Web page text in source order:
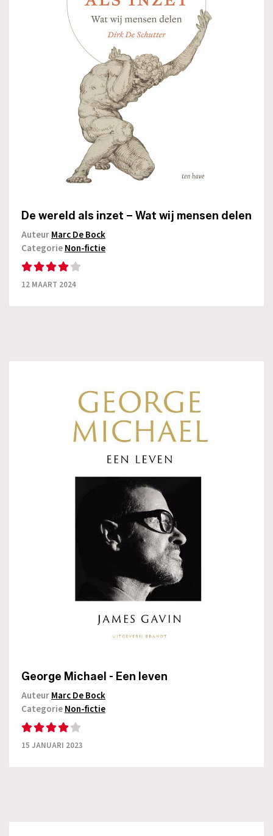
De wereld als inzet – Wat wij mensen delen
AuteurMarc De Bock
CategorieNon-fictie
12 MAART 2024
George Michael - Een leven
AuteurMarc De Bock
CategorieNon-fictie
15 JANUARI 2023